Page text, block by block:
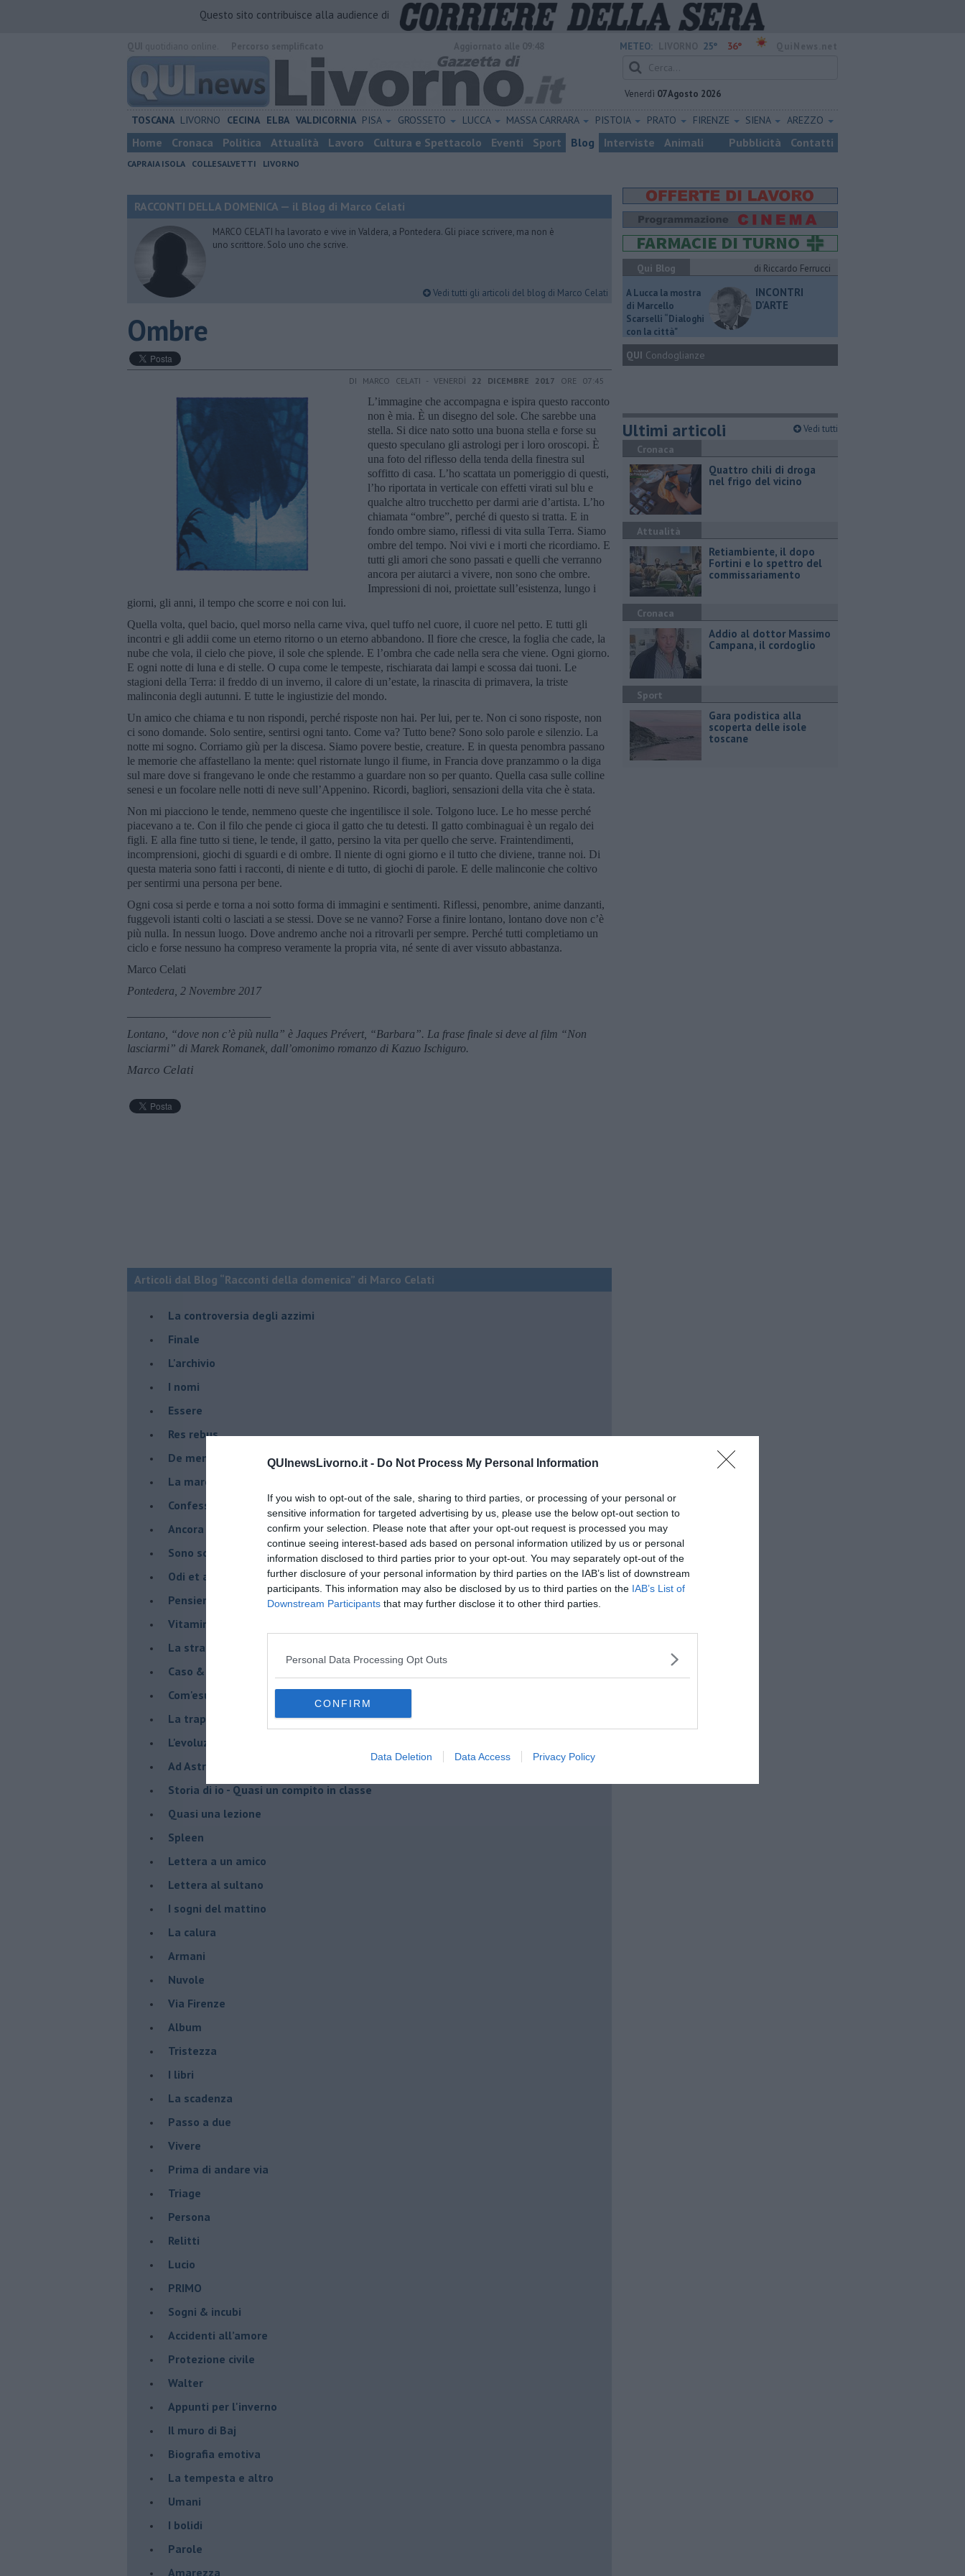
QUInewsLivorno.it - Do Not Process My Personal Information
If you wish to opt-out of the sale, sharing to third parties, or processing of your personal or
sensitive information for targeted advertising by us, please use the below opt-out section to
confirm your selection. Please note that after your opt-out request is processed you may
continue seeing interest-based ads based on personal information utilized by us or personal
information disclosed to third parties prior to your opt-out. You may separately opt-out of the
further disclosure of your personal information by third parties on the IAB’s list of downstream
participants. This information may also be disclosed by us to third parties on the IAB’s List of
Downstream Participants that may further disclose it to other third parties.
Personal Data Processing Opt Outs
CONFIRM
Data Deletion Data Access Privacy Policy
Questo sito contribuisce alla audience di
METEO: 25° 36°
Venerdì 07 Agosto 2026
TOSCANA LIVORNO CECINA ELBA VALDICORNIA PISA GROSSETO LUCCA MASSA CARRARA PISTOIA PRATO FIRENZE SIENA AREZZO
Home Cronaca Politica Attualità Lavoro Cultura e Spettacolo Eventi Sport Blog Interviste Animali Pubblicità Contatti
CAPRAIA ISOLA COLLESALVETTI LIVORNO
RACCONTI DELLA DOMENICA — il Blog di Marco Celati
MARCO CELATI ha lavorato e vive in Valdera, a Pontedera. Gli piace scrivere, ma non è
uno scrittore. Solo uno che scrive.
Vedi tutti gli articoli del blog di Marco Celati
Ombre
DI MARCO CELATI - VENERDÌ 22 DICEMBRE 2017 ORE 07:45
L’immagine che accompagna e ispira questo racconto
non è mia. È un disegno del sole. Che sarebbe una
stella. Si dice nato sotto una buona stella e forse su
questo speculano gli astrologi per i loro oroscopi. È
una foto del riflesso della tenda della finestra sul
soffitto di casa. L’ho scattata un pomeriggio di questi,
l’ho riportata in verticale con effetti virati sul blu e
qualche altro trucchetto per darmi arie d’artista. L’ho
chiamata “ombre”, perché di questo si tratta. E in
fondo ombre siamo, riflessi di vita sulla Terra. Siamo
ombre del tempo. Noi vivi e i morti che ricordiamo. E
tutti gli amori che sono passati e quelli che verranno
ancora per aiutarci a vivere, non sono che ombre.
Impressioni di noi, proiettate sull’esistenza, lungo i
giorni, gli anni, il tempo che scorre e noi con lui.
Quella volta, quel bacio, quel morso nella carne viva, quel tuffo nel cuore, il cuore nel petto. E tutti gli
incontri e gli addii come un eterno ritorno o un eterno abbandono. Il fiore che cresce, la foglia che cade, la
nube che vola, il cielo che piove, il sole che splende. E l’ombra che cade nella sera che viene. Ogni giorno.
E ogni notte di luna e di stelle. O cupa come le tempeste, rischiarata dai lampi e scossa dai tuoni. Le
stagioni della Terra: il freddo di un inverno, il calore di un’estate, la rinascita di primavera, la triste
malinconia degli autunni. E tutte le ingiustizie del mondo.
Un amico che chiama e tu non rispondi, perché risposte non hai. Per lui, per te. Non ci sono risposte, non
ci sono domande. Solo sentire, sentirsi ogni tanto. Come va? Tutto bene? Sono solo parole e silenzio. La
notte mi sogno. Corriamo giù per la discesa. Siamo povere bestie, creature. E in questa penombra passano
le memorie che affastellano la mente: quel ristornate lungo il fiume, in Francia dove pranzammo o la diga
sul mare dove si frangevano le onde che restammo a guardare non so per quanto. Quella casa sulle colline
senesi e un focolare nelle notti di neve sull’Appenino. Ricordi, bagliori, sensazioni della vita che è stata.
Non mi piacciono le tende, nemmeno queste che ingentilisce il sole. Tolgono luce. Le ho messe perché
piacevano a te. Con il filo che pende ci gioca il gatto che tu detesti. Il gatto combinaguai è un regalo dei
figli. E alla fine tutto si tiene, le tende, il gatto, persino la vita per quello che serve. Fraintendimenti,
incomprensioni, giochi di sguardi e di ombre. Il niente di ogni giorno e il tutto che diviene, tranne noi. Di
questa materia sono fatti i racconti, di niente e di tutto, di giochi di parole. E delle malinconie che coltivo
per sentirmi una persona per bene.
Ogni cosa si perde e torna a noi sotto forma di immagini e sentimenti. Riflessi, penombre, anime danzanti,
fuggevoli istanti colti o lasciati a se stessi. Dove se ne vanno? Forse a finire lontano, lontano dove non c’è
più nulla. In nessun luogo. Dove andremo anche noi a ritrovarli per sempre. Perché tutti completiamo un
ciclo e forse nessuno ha compreso veramente la propria vita, né sente di aver vissuto abbastanza.
Marco Celati
Pontedera, 2 Novembre 2017
Lontano, “dove non c’è più nulla” è Jaques Prévert, “Barbara”. La frase finale si deve al film “Non
lasciarmi” di Marek Romanek, dall’omonimo romanzo di Kazuo Ischiguro.
Marco Celati
Articoli dal Blog “Racconti della domenica” di Marco Celati
La controversia degli azzimi
Finale
L'archivio
I nomi
Essere
Res rebus
De mente
La marcia
Confessioni del pappagallo
Ancora pensieri & disordine
Sono solo parole
Odi et amo
Pensieri in disordine sparso
Vitamina D
La strada
Caso & cambiamento
Com'esuli pensieri
La trappola di Tucidide, o della 3ª C
L'evoluzione umana
Ad Astra
Storia di io - Quasi un compito in classe
Quasi una lezione
Spleen
Lettera a un amico
Lettera al sultano
I sogni del mattino
La calura
Armani
Nuvole
Via Firenze
Album
Tristezza
I libri
La scadenza
Passo a due
Vivere
Prima di andare via
Triage
Persona
Relitti
Lucio
PRIMO
Sogni & incubi
Accidenti all’amore
Protezione civile
Walter
Appunti per l'inverno
Il muro di Baj
Biografia emotiva
La tempesta e altro
Umani
I bolidi
Parole
Amarezza
Qui Blog
di Riccardo Ferrucci
A Lucca la mostra
di Marcello
Scarselli “Dialoghi
con la città"
INCONTRI
D'ARTE
QUI Condoglianze
Ultimi articoli Vedi tutti
Cronaca
Quattro chili di droga
nel frigo del vicino
Attualità
Retiambiente, il dopo
Fortini e lo spettro del
commissariamento
Cronaca
Addio al dottor Massimo
Campana, il cordoglio
Sport
Gara podistica alla
scoperta delle isole
toscane